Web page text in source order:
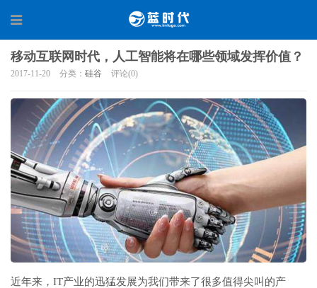
移动互联网时代，人工智能将在哪些领域发挥价值？
2017-11-20 分类： 硅谷 评论(0)
近年来，IT产业的迅猛发展为我们带来了很多值得尖叫的产